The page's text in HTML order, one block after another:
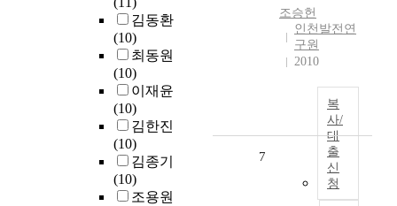
김동환
(10)
최동원
(10)
이재윤
(10)
김한진
(10)
김종기
(10)
조용원
조승헌
인천발전연
구원
2010
복
사/
대
출
신
청
7